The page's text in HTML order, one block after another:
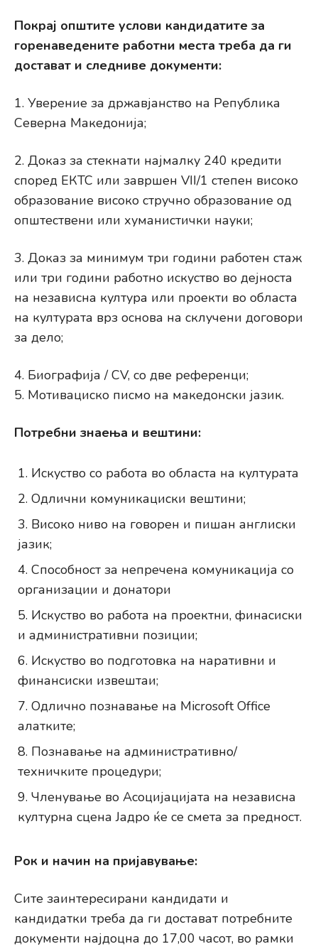
Покрај општите услови кандидатите за
горенаведените работни места треба да ги
достават и следниве документи:
1. Уверение за државјанство на Република
Северна Македонија;
2. Доказ за стекнати најмалку 240 кредити
според ЕКТС или завршен VII/1 степен високо
образование високо стручно образование од
општествени или хуманистички науки;
3. Доказ за минимум три години работен стаж
или три години работно искуство во дејноста
на независна култура или проекти во областа
на културата врз основа на склучени договори
за дело;
4. Биографија / CV, со две реферeнци;
5. Мотивациско писмо на македонски јазик.
Потребни знаења и вештини:
Искуство со работа во областа на културата
Одлични комуникациски вештини;
Високо ниво на говорен и пишан англиски
јазик;
Способност за непречена комуникација со
организации и донатори
Искуство во работа на проектни, финасиски
и административни позиции;
Искуство во подготовка на наративни и
финансиски извештаи;
Одлично познавање на Microsoft Office
алатките;
Познавање на административно/
техничките процедури;
Членување во Асоцијацијата на независна
културна сцена Јадро ќе се смета за предност.
Рок и начин на пријавување:
Сите заинтересирани кандидати и
кандидатки треба да ги достават потребните
документи најдоцна до 17,00 часот, во рамки